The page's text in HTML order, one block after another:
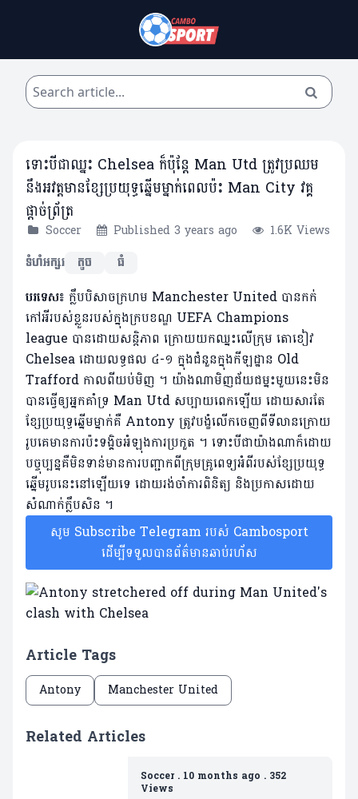
ទោះបីជាឈ្នះ Chelsea ក៏ប៉ុន្តែ Man Utd ត្រូវប្រឈម
នឹងអវត្តមានខ្សែប្រយុទ្ធឆ្នើមម្នាក់ពេលប៉ះ Man City វគ្គ
ផ្តាច់ព្រ័ត្រ
Soccer Published 3 years ago
1.6K Views
ទំហំអក្សរ
តូច ធំ
បរទេស៖ ក្លឹបបិសាចក្រហម Manchester United បានកក់
កៅអីរបស់ខ្លួនរបស់ក្នុងក្របខណ្ឌ UEFA Champions
league បានដោយសន្តិភាព ក្រោយយកឈ្នះលើក្រុម តោខៀវ
Chelsea ដោយលទ្ធផល ៤-១​ ក្នុងជំនួនក្នុងកីឡដ្ឋាន Old
Trafford កាលពីយប់មិញ ។ យ៉ាងណាមិញជ័យជម្នះមួយនេះមិន
បានធ្វើឲ្យអ្នកគាំទ្រ Man Utd សប្បាយពេកឡើយ ដោយសារតែ
ខ្សែប្រយុទ្ធឆ្នើមម្នាក់គឺ Antony ត្រូវបង្ខំលើកចេញពីទីលានក្រោយ
រូបគេមានការប៉ះទង្គិចអំឡុងការប្រកួត ។ ទោះបីជាយ៉ាងណាក៏ដោយ
បច្ចុប្បន្នគឺមិនទាន់មានការបញ្ជាកពីក្រុមគ្រូពេទ្យអំពីរបស់ខ្សែប្រយុទ្ធ
ឆ្នើមរូបនេះនៅឡើយទេ ដោយរង់ចាំការពិនិត្យ និងប្រកាសដោយ
សំណាក់ក្លឹបសិន ។
សូម Subscribe Telegram របស់ Cambosport
ដើម្បីទទួលបានព័ត៌មានឆាប់រហ័ស
Article Tags
Antony Manchester United
Related Articles
Soccer. 10 months ago . 352
Views